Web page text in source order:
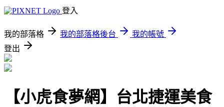
登入
我的部落格 我的部落格後台
我的帳號
登出
【小虎食夢網】台北捷運美食